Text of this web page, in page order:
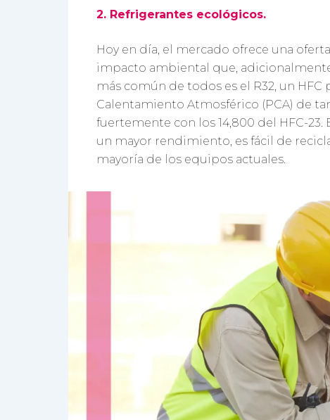
2. Refrigerantes ecológicos.
Hoy en día, el mercado ofrece una
impacto ambiental que,
más común de todos es el R32, un
Calentamiento Atmosférico (PCA) de
fuertemente con los 14,800 del HFC-
un mayor rendimiento, es fácil de
mayoría de los equipos actuales.